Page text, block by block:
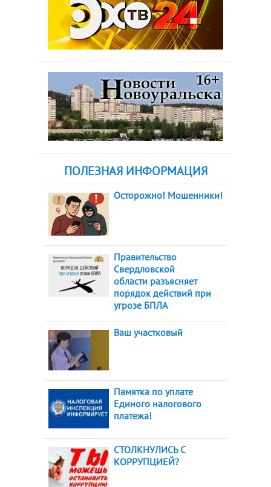
ПОЛЕЗНАЯ ИНФОРМАЦИЯ
Осторожно! Мошенники!
Правительство
Свердловской
области разъясняет
порядок действий при
угрозе БПЛА
Ваш участковый
Памятка по уплате
Единого налогового
платежа!
СТОЛКНУЛИСЬ С
КОРРУПЦИЕЙ?